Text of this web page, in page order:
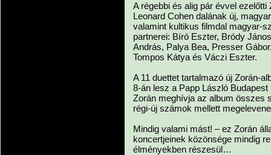
A régebbi és alig pár évvel
Leonard Cohen dalának új,
valamint kultikus filmdal magyar-
partnerei: Bíró Eszter, Bródy
András, Palya Bea, Presser
Tompos Kátya és Váczi Eszter.
A 11 duettet tartalmazó új Zorán-
8-án lesz a Papp László
Zorán meghívja az album összes
régi-új számok mellett
Mindig valami mást! – ez Zorán
koncertjeinek közönsége mindig
élményekben részesül…